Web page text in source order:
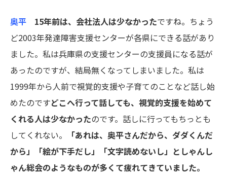
奥平 15年前は、会社法人は少なかったですね。ちょう
ど2003年発達障害支援センターが各県にできる話があり
ました。私は兵庫県の支援センターの支援員になる話が
あったのですが、結局無くなってしまいました。私は
1999年から人前で視覚的支援や子育てのことなど話し始
めたのですどこへ行って話しても、視覚的支援を始めて
くれる人は少なかったのです。話しに行ってもちっとも
してくれない。
「あれは、奥平さんだから、ダダくんだ
から」「絵が下手だし」「文字読めないし」と しゃんし
ゃん総会のようなものが多くて疲れてきていました。